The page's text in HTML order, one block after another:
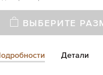
ВЫБЕРИТЕ
Детали